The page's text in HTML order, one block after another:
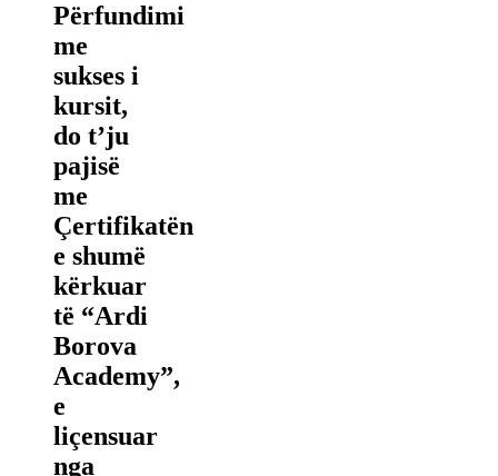
Përfundimi
me
sukses i
kursit,
do t’ju
pajisë
me
Çertifikatën
e shumë
kërkuar
të “Ardi
Borova
Academy”,
e
liçensuar
nga